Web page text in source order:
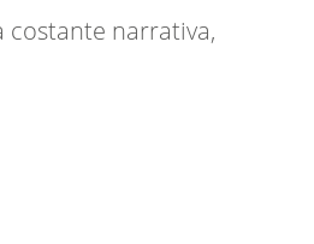
costante narrativa,